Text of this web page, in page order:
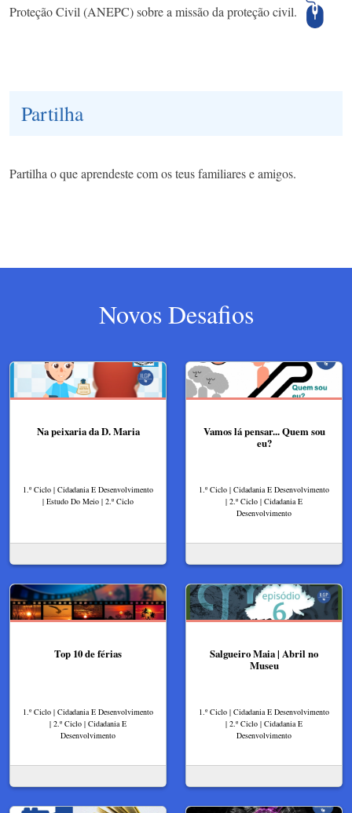
Proteção Civil (ANEPC) sobre a missão da proteção civil.
Partilha
Partilha o que aprendeste com os teus familiares e amigos.
Novos Desafios
Na peixaria da D. Maria
1.º Ciclo | Cidadania E Desenvolvimento
| Estudo Do Meio | 2.º Ciclo
Vamos lá pensar... Quem sou
eu?
1.º Ciclo | Cidadania E Desenvolvimento
| 2.º Ciclo | Cidadania E
Desenvolvimento
Top 10 de férias
1.º Ciclo | Cidadania E Desenvolvimento
| 2.º Ciclo | Cidadania E
Desenvolvimento
Salgueiro Maia | Abril no
Museu
1.º Ciclo | Cidadania E Desenvolvimento
| 2.º Ciclo | Cidadania E
Desenvolvimento